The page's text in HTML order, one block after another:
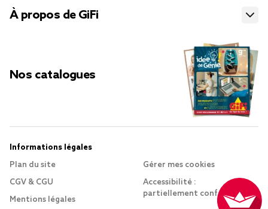
À propos de GiFi
Nos catalogues
Informations légales
Plan du site
CGV & CGU
Mentions légales
Gérer mes cookies
Accessibilité :
partiellement conforme